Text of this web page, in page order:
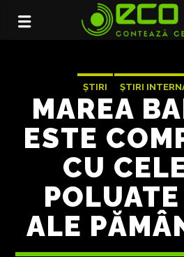
ȘTIRI ȘTIRI
MAREA
ESTE
CU
ALE